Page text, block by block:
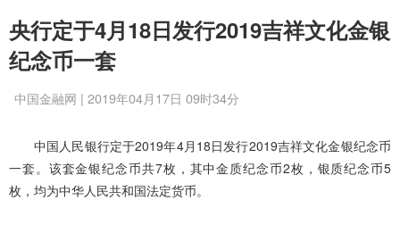
央行定于4月18日发行2019吉祥文化金银
纪念币一套
中国金融网 | 2019年04月17日 09时34分
中国人民银行定于2019年4月18日发行2019吉祥文化金银纪念币
一套。该套金银纪念币共7枚，其中金质纪念币2枚，银质纪念币5
枚，均为中华人民共和国法定货币。